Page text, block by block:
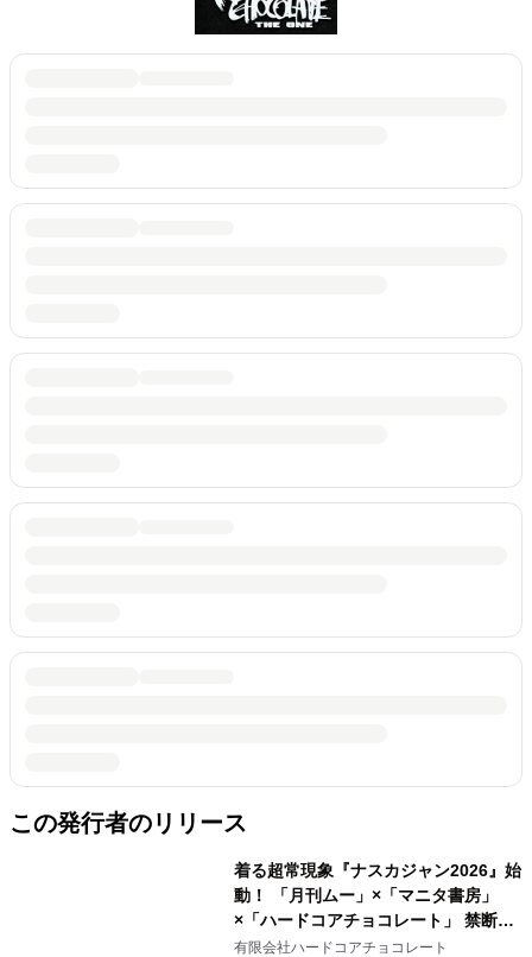
この発行者のリリース
着る超常現象『ナスカジャン2026』始
動！ 「月刊ムー」×「マニタ書房」
×「ハードコアチョコレート」 禁断の
トリプルコラボ全3種が、7月3日(金)
有限会社ハードコアチョコレート